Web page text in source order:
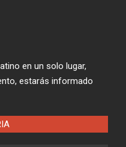
en un solo lugar,
estarás informado